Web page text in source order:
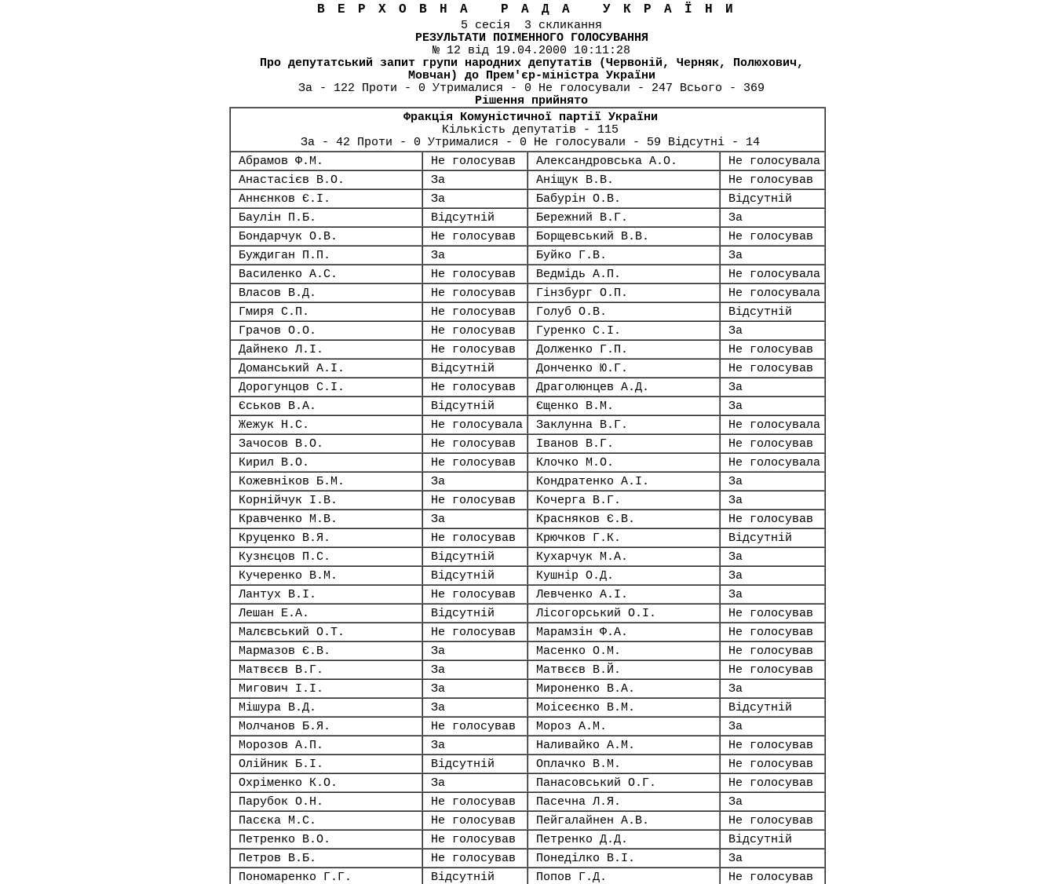
ВЕРХОВНА РАДА УКРАЇНИ
5 сесія 3 скликання
РЕЗУЛЬТАТИ ПОІМЕННОГО ГОЛОСУВАННЯ
№ 12 від 19.04.2000 10:11:28
Про депутатський запит групи народних депутатів (Червоній, Черняк, Полюхович,
Мовчан) до Прем'єр-міністра України
За - 122 Проти - 0 Утрималися - 0 Не голосували - 247 Всього - 369
Рішення прийнято
Фракція Комуністичної партії України
Кількість депутатів - 115
За - 42 Проти - 0 Утрималися - 0 Не голосували - 59 Відсутні - 14
Абрамов Ф.М.
Не голосував Александровська А.О.
Не голосувала
Анастасієв В.О.
За Аніщук В.В.
Не голосував
Аннєнков Є.І.
За Бабурін О.В.
Відсутній
Баулін П.Б.
Відсутній Бережний В.Г.
За
Бондарчук О.В.
Не голосував Борщевський В.В.
Не голосував
Буждиган П.П.
За Буйко Г.В.
За
Василенко А.С.
Не голосував Ведмідь А.П.
Не голосувала
Власов В.Д.
Не голосував Гінзбург О.П.
Не голосувала
Гмиря С.П.
Не голосував Голуб О.В.
Відсутній
Грачов О.О.
Не голосував Гуренко С.І.
За
Дайнеко Л.І.
Не голосував Долженко Г.П.
Не голосував
Доманський А.І.
Відсутній Донченко Ю.Г.
Не голосував
Дорогунцов С.І.
Не голосував Драголюнцев А.Д.
За
Єськов В.А.
Відсутній Єщенко В.М.
За
Жежук Н.С.
Не голосувала Заклунна В.Г.
Не голосувала
Зачосов В.О.
Не голосував Іванов В.Г.
Не голосував
Кирил В.О.
Не голосував Клочко М.О.
Не голосувала
Кожевніков Б.М.
За Кондратенко А.І.
За
Корнійчук І.В.
Не голосував Кочерга В.Г.
За
Кравченко М.В.
За Красняков Є.В.
Не голосував
Круценко В.Я.
Не голосував Крючков Г.К.
Відсутній
Кузнєцов П.С.
Відсутній Кухарчук М.А.
За
Кучеренко В.М.
Відсутній Кушнір О.Д.
За
Лантух В.І.
Не голосував Левченко А.І.
За
Лешан Е.А.
Відсутній Лісогорський О.І.
Не голосував
Малєвський О.Т.
Не голосував Марамзін Ф.А.
Не голосував
Мармазов Є.В.
За Масенко О.М.
Не голосував
Матвєєв В.Г.
За Матвєєв В.Й.
Не голосував
Мигович І.І.
За Мироненко В.А.
За
Мішура В.Д.
За Моісеєнко В.М.
Відсутній
Молчанов Б.Я.
Не голосував Мороз А.М.
За
Морозов А.П.
За Наливайко А.М.
Не голосував
Олійник Б.І.
Відсутній Оплачко В.М.
Не голосував
Охріменко К.О.
За Панасовський О.Г.
Не голосував
Парубок О.Н.
Не голосував Пасечна Л.Я.
За
Пасєка М.С.
Не голосував Пейгалайнен А.В.
Не голосував
Петренко В.О.
Не голосував Петренко Д.Д.
Відсутній
Петров В.Б.
Не голосував Понеділко В.І.
За
Пономаренко Г.Г.
Відсутній Попов Г.Д.
Не голосував